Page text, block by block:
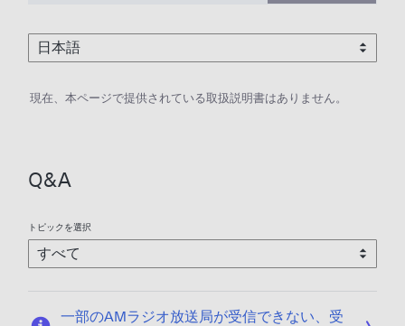
現在、本ページで提供されている取扱説明書はありません。
Q&A
トピックを選択
一部のAMラジオ放送局が受信できない、受